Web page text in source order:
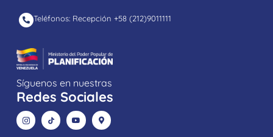
Teléfonos: Recepción +58 ​(212)9011111
Síguenos en nuestras
Redes Sociales